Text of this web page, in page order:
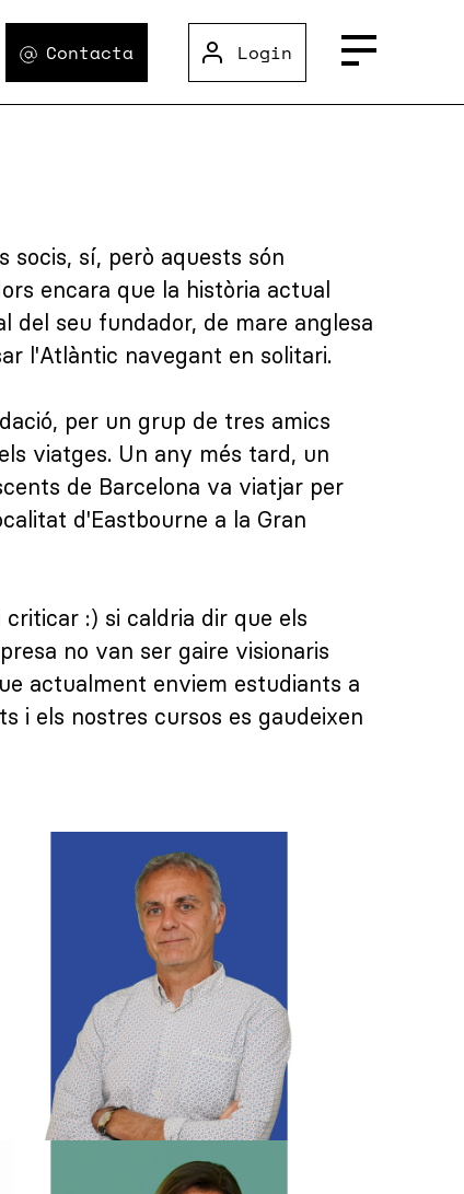
Contacta Login
socis, sí, però aquests són
encara que la història actual
del seu fundador, de mare anglesa
l'Atlàntic navegant en solitari.
per un grup de tres amics
viatges. Un any més tard, un
de Barcelona va viatjar per
d'Eastbourne a la Gran
:) si caldria dir que els
no van ser gaire visionaris
actualment enviem estudiants a
i els nostres cursos es gaudeixen